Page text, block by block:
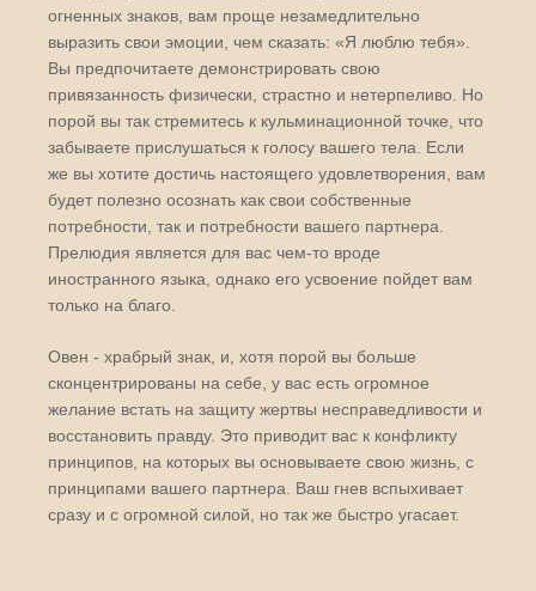
огненных знаков, вам проще незамедлительно
выразить свои эмоции, чем сказать: «Я люблю тебя».
Вы предпочитаете демонстрировать свою
привязанность физически, страстно и нетерпеливо. Но
порой вы так стремитесь к кульминационной точке, что
забываете прислушаться к голосу вашего тела. Если
же вы хотите достичь настоящего удовлетворения, вам
будет полезно осознать как свои собственные
потребности, так и потребности вашего партнера.
Прелюдия является для вас чем-то вроде
иностранного языка, однако его усвоение пойдет вам
только на благо.
Овен - храбрый знак, и, хотя порой вы больше
сконцентрированы на себе, у вас есть огромное
желание встать на защиту жертвы несправедливости и
восстановить правду. Это приводит вас к конфликту
принципов, на которых вы основываете свою жизнь, с
принципами вашего партнера. Ваш гнев вспыхивает
сразу и с огромной силой, но так же быстро угасает.